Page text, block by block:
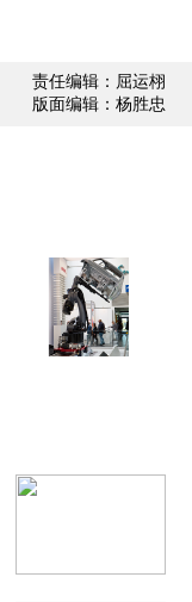
责任编辑：屈运栩
版面编辑：杨胜忠